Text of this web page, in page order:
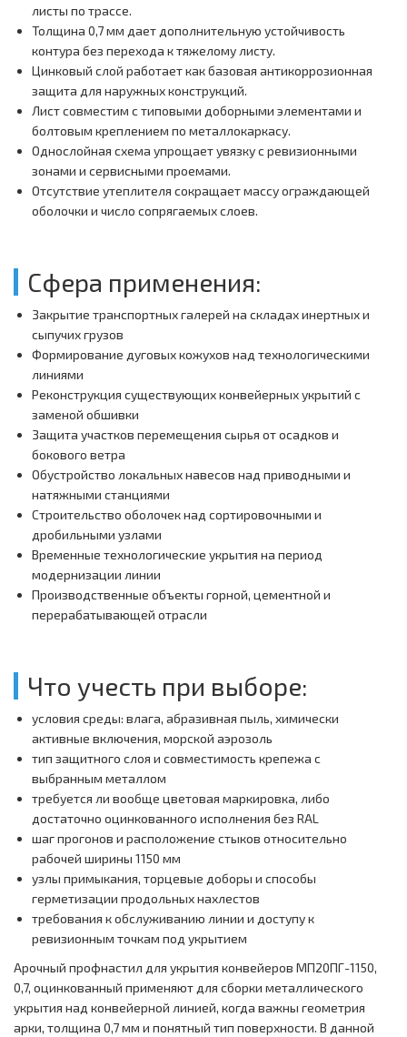
листы по трассе.
Толщина 0,7 мм дает дополнительную устойчивость
контура без перехода к тяжелому листу.
Цинковый слой работает как базовая антикоррозионная
защита для наружных конструкций.
Лист совместим с типовыми доборными элементами и
болтовым креплением по металлокаркасу.
Однослойная схема упрощает увязку с ревизионными
зонами и сервисными проемами.
Отсутствие утеплителя сокращает массу ограждающей
оболочки и число сопрягаемых слоев.
Сфера применения:
Закрытие транспортных галерей на складах инертных и
сыпучих грузов
Формирование дуговых кожухов над технологическими
линиями
Реконструкция существующих конвейерных укрытий с
заменой обшивки
Защита участков перемещения сырья от осадков и
бокового ветра
Обустройство локальных навесов над приводными и
натяжными станциями
Строительство оболочек над сортировочными и
дробильными узлами
Временные технологические укрытия на период
модернизации линии
Производственные объекты горной, цементной и
перерабатывающей отрасли
Что учесть при выборе:
условия среды: влага, абразивная пыль, химически
активные включения, морской аэрозоль
тип защитного слоя и совместимость крепежа с
выбранным металлом
требуется ли вообще цветовая маркировка, либо
достаточно оцинкованного исполнения без RAL
шаг прогонов и расположение стыков относительно
рабочей ширины 1150 мм
узлы примыкания, торцевые доборы и способы
герметизации продольных нахлестов
требования к обслуживанию линии и доступу к
ревизионным точкам под укрытием
Арочный профнастил для укрытия конвейеров МП20ПГ-1150,
0,7, оцинкованный применяют для сборки металлического
укрытия над конвейерной линией, когда важны геометрия
арки, толщина 0,7 мм и понятный тип поверхности. В данной